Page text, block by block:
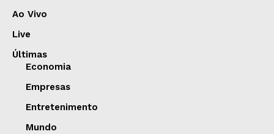
Ao Vivo
Live
Últimas
Economia
Empresas
Entretenimento
Mundo